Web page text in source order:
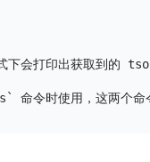
下会打印出获取到的